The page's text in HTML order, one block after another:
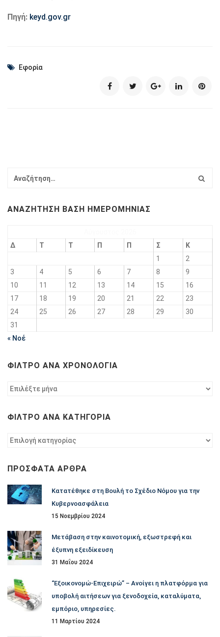
Πηγή: keyd.gov.gr
Εφορία
ΑΝΑΖΉΤΗΣΗ ΒΆΣΗ ΗΜΕΡΟΜΗΝΊΑΣ
Δ
Τ Τ Π Π Σ
Κ
1
2
3
4 5 6 7 8
9
10
11 12 13 14 15
16
17
18 19 20 21 22
23
24
25 26 27 28 29
30
31
« Νοέ
ΦΊΛΤΡΟ ΑΝΆ ΧΡΟΝΟΛΟΓΊΑ
Φίλτρο
ΦΊΛΤΡΟ ΑΝΆ ΚΑΤΗΓΟΡΊΑ
Φίλτρο
ΠΡΌΣΦΑΤΑ ΆΡΘΡΑ
Κατατέθηκε στη Βουλή το Σχέδιο Νόμου για την
Κυβερνοασφάλεια
15 Νοεμβρίου 2024
Μετάβαση στην καινοτομική, εξωστρεφή και
έξυπνη εξειδίκευση
31 Μαΐου 2024
“Εξοικονομώ-Επιχειρώ” – Ανοίγει η πλατφόρμα για
υποβολή αιτήσεων για ξενοδοχεία, καταλύματα,
εμπόριο, υπηρεσίες.
11 Μαρτίου 2024